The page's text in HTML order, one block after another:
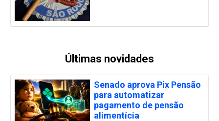
Últimas novidades
Senado aprova Pix Pensão
para automatizar
pagamento de pensão
alimentícia